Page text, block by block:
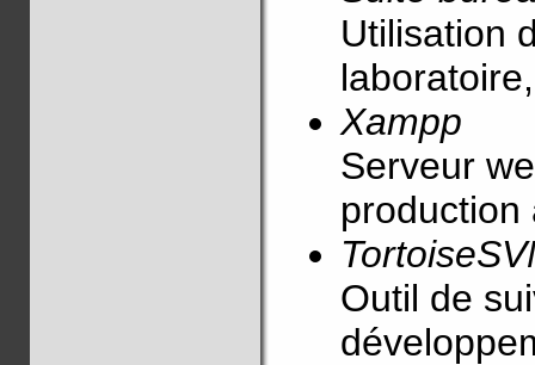
Utilisation
Xampp
Serveur
production
Outil de